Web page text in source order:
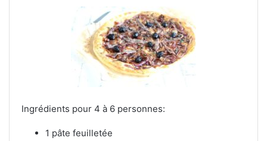
Ingrédients pour 4 à 6 personnes:
1 pâte feuilletée